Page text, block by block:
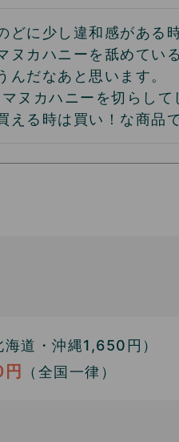
どに少し違和感がある
ヌカハニーを舐めてい
んだなあと思います。
ヌカハニーを切らし
える時は買い！な商品で
海道・沖縄1,650円）
（全国一律）